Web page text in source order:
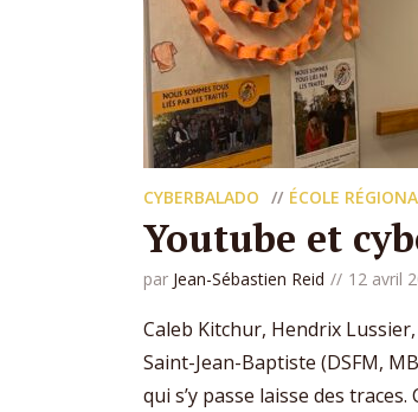
CYBERBALADO ÉCOLE
Youtube et
par Jean-Sébastien Reid 12 avril
Caleb Kitchur, Hendrix
Saint-Jean-Baptiste (DSFM,
qui s’y passe laisse des